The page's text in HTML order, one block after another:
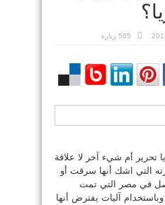
565 زيارة
تحرير أم شيء آخر لا علاقة
التي اشك أنها سرقت أو
في مصر التي تمت
آليات يفترض أنها